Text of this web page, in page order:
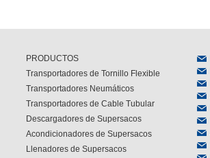
PRODUCTOS
Transportadores de Tornillo Flexible
Transportadores Neumáticos
Transportadores de Cable Tubular
Descargadores de Supersacos
Acondicionadores de Supersacos
Llenadores de Supersacos